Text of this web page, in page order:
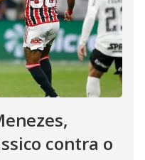
contra o